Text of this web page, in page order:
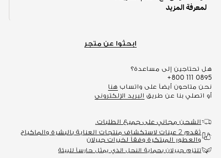
ابحثوا عن متجر
هل تحتاجين إلى مساعدة؟
+800 111 0895
نحن متاحون أيضاً على واتساب هنا
أو اتصلي بنا عن طريق
البريد الإلكتروني
الشحن مجاني على جميع الطلبات.
تُقدم 2 عينات لاستكشاف منتجات العناية بالبشرة والماكياج
والعطور المبتكرة وفقاً لخبرات جيرلان
تلتزم جيرلان بحماية النحل الذي يمثل حارساً للبيئة